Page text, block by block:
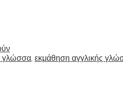
γλώσσα, εκμάθηση αγγλικής